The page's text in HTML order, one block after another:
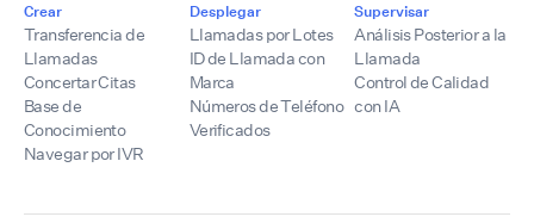
Crear
Transferencia de
Llamadas
Concertar Citas
Base de
Conocimiento
Navegar por IVR
Desplegar
Llamadas por Lotes
ID de Llamada con
Marca
Números de Teléfono
Verificados
Supervisar
Análisis Posterior a la
Llamada
Control de Calidad
con IA